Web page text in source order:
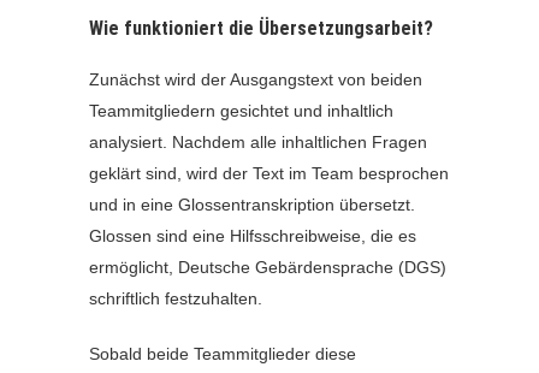
Wie funktioniert die Übersetzungsarbeit?
Zunächst wird der Ausgangstext von beiden
Teammitgliedern gesichtet und inhaltlich
analysiert. Nachdem alle inhaltlichen Fragen
geklärt sind, wird der Text im Team besprochen
und in eine Glossentranskription übersetzt.
Glossen sind eine Hilfsschreibweise, die es
ermöglicht, Deutsche Gebärdensprache (DGS)
schriftlich festzuhalten.
Sobald beide Teammitglieder diese